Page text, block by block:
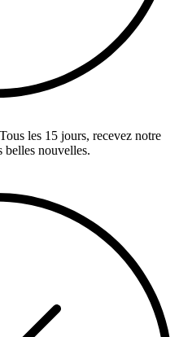
les 15 jours, recevez notre
belles nouvelles.